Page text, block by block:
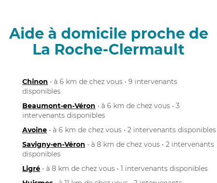
Aide à domicile proche de
La Roche-Clermault
Chinon • à 6 km de chez vous • 9 intervenants
disponibles
Beaumont-en-Véron • à 6 km de chez vous • 3
intervenants disponibles
Avoine • à 6 km de chez vous • 2 intervenants disponibles
Savigny-en-Véron • à 8 km de chez vous • 2 intervenants
disponibles
Ligré • à 8 km de chez vous • 1 intervenants disponibles